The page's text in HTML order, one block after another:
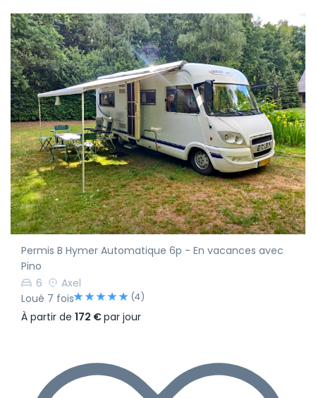
Permis B Hymer Automatique 6p - En vacances avec
Pino
6
Axel
Loué 7 fois
(4)
À partir de 172 €par jour